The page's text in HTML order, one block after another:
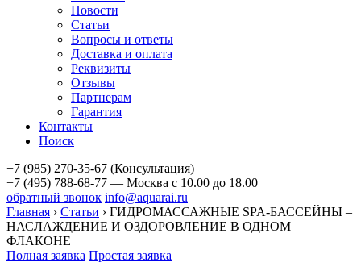
Новости
Статьи
Вопросы и ответы
Доставка и оплата
Реквизиты
Отзывы
Партнерам
Гарантия
Контакты
Поиск
+7 (985) 270-35-67 (Консультация)
+7 (495) 788-68-77 — Москва с 10.00 до 18.00
обратный звонок info@aquarai.ru
Главная › Статьи › ГИДРОМАССАЖНЫЕ SPA-БАССЕЙНЫ –
НАСЛАЖДЕНИЕ И ОЗДОРОВЛЕНИЕ В ОДНОМ
ФЛАКОНЕ
Полная заявка Простая заявка